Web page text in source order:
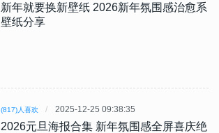
新年就要换新壁纸 2026新年氛围感治愈系
壁纸分享
(817)人喜欢 2025-12-25 09:38:35
2026元旦海报合集 新年氛围感全屏喜庆绝